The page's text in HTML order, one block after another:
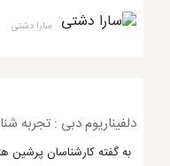
سافاری دبی می توان
خواهید شد تا در
دهید. شما می توانید
سارا دشتی
دلفیناریوم دبی : تجربه شنا
به گفته کارشناسان پرشین